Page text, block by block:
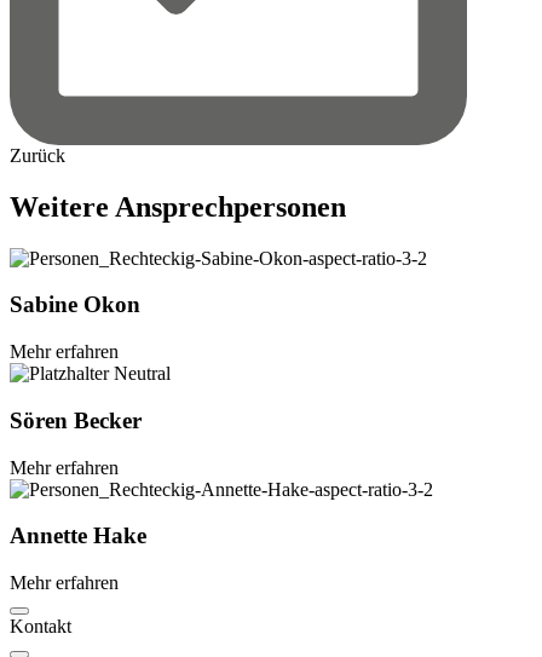
Zurück
Weitere Ansprechpersonen
Sabine Okon
Mehr erfahren
Sören Becker
Mehr erfahren
Annette Hake
Mehr erfahren
Kontakt